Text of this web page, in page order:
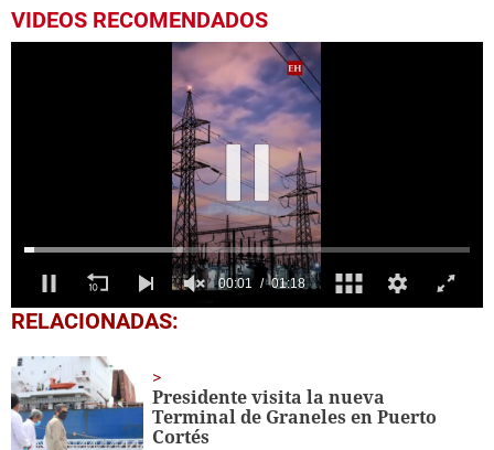
VIDEOS RECOMENDADOS
0
of
minute,
18
seconds
RELACIONADAS:
Presidente visita la nueva
Terminal de Graneles en Puerto
Cortés